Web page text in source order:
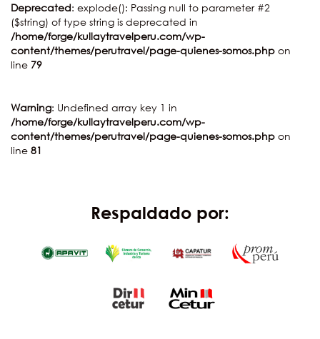
Deprecated: explode(): Passing null to parameter #2
($string) of type string is deprecated in
/home/forge/kullaytravelperu.com/wp-
content/themes/perutravel/page-quienes-somos.php on
line 79
Warning: Undefined array key 1 in
/home/forge/kullaytravelperu.com/wp-
content/themes/perutravel/page-quienes-somos.php on
line 81
Respaldado por: